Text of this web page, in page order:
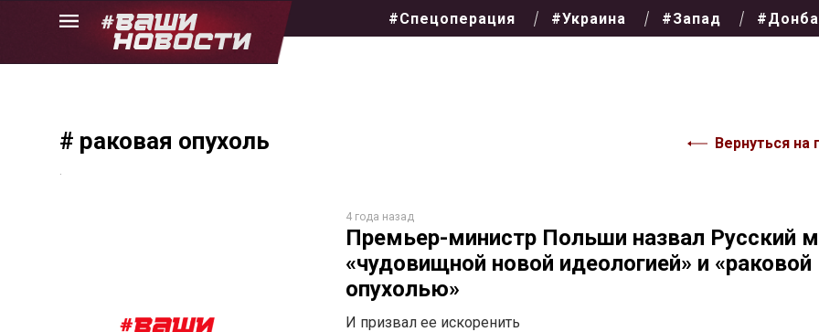
Skip
#Спецоперация #Украина #Запад
# раковая опухоль Вернуться на
4 года назад
Премьер-министр Польши назвал Русский
«чудовищной новой идеологией» и «раковой
опухолью»
И призвал ее искоренить